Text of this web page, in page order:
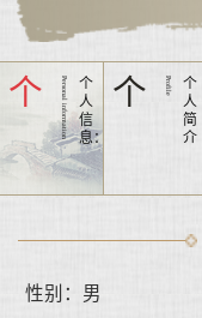
个 Personal information
个
人
信
息：
个 Profile
个
人
简
介
性别：男